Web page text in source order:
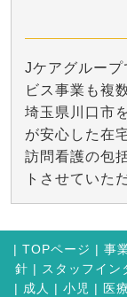
Jケアグルー
ビス事業も複
埼玉県川口市
が安心した在
訪問看護の包
トさせていた
| TOPページ | 事
針 | スタッフイン
| 成人 | 小児 | 医